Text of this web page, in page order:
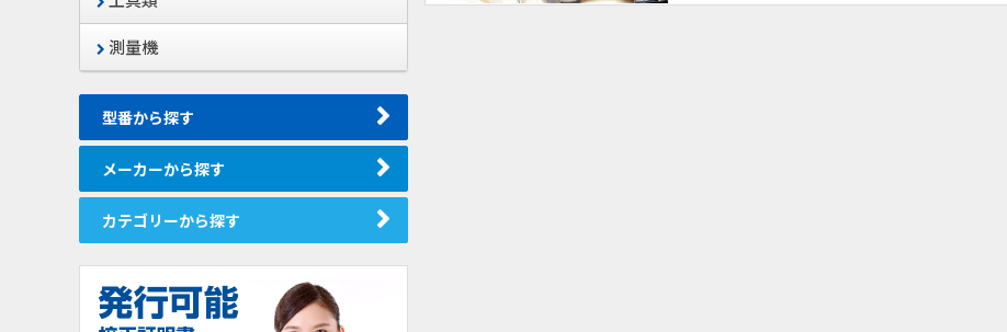
測量機
型番から探す
メーカーから探す
カテゴリーから探す